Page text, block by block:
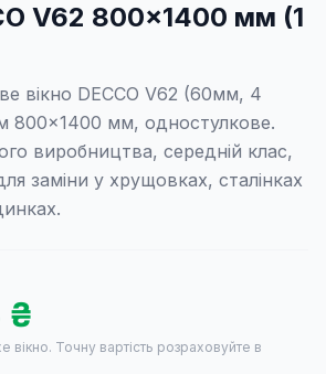
V62 800×1400 мм (1
вікно DECCO V62 (60мм, 4
800×1400 мм, одностулкове.
виробництва, середній клас,
заміни у хрущовках, сталінках
₴
вікно. Точну вартість розраховуйте в